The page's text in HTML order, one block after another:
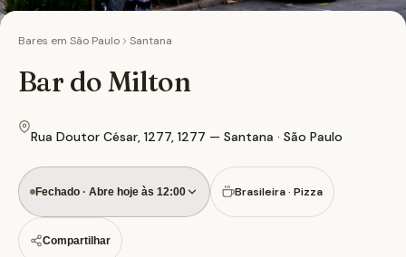
Bares em São Paulo Santana
Bar do Milton
Rua Doutor César, 1277, 1277 — Santana · São Paulo
Fechado · Abre hoje às 12:00 Brasileira · Pizza
Compartilhar